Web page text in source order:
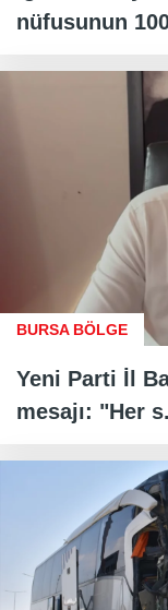
nüfusunun
BURSA BÖLGE
Yeni Parti İl
mesajı: "Her